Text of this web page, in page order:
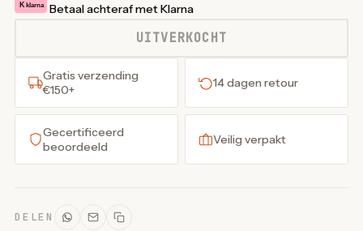
K klarna Betaal achteraf met Klarna
UITVERKOCHT
Gratis verzending
€150+
14 dagen retour
Gecertificeerd
beoordeeld
Veilig verpakt
DELEN